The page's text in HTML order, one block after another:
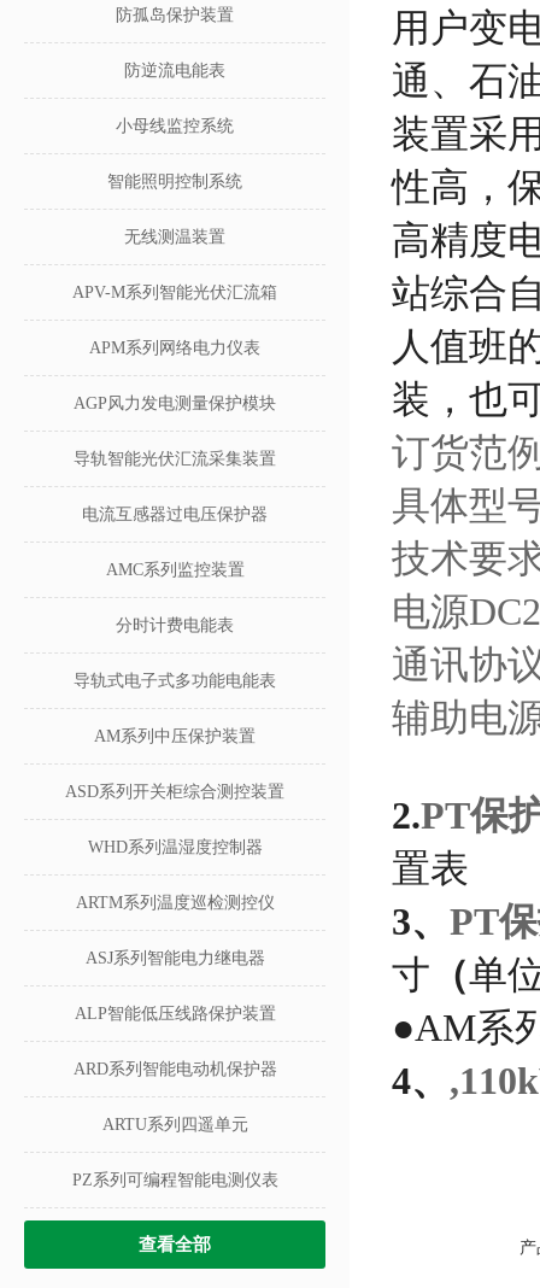
防孤岛保护装置
防逆流电能表
小母线监控系统
智能照明控制系统
无线测温装置
APV-M系列智能光伏汇流箱
APM系列网络电力仪表
AGP风力发电测量保护模块
导轨智能光伏汇流采集装置
电流互感器过电压保护器
AMC系列监控装置
分时计费电能表
导轨式电子式多功能电能表
AM系列中压保护装置
ASD系列开关柜综合测控装置
WHD系列温湿度控制器
ARTM系列温度巡检测控仪
ASJ系列智能电力继电器
ALP智能低压线路保护装置
ARD系列智能电动机保护器
ARTU系列四遥单元
PZ系列可编程智能电测仪表
查看全部
用户变
通、石
装置采
性高，
高精度
站综合
人值班
装，也
订货范
具体型
技术要
电源
通讯协
辅助电
2.PT保
置表
3、 PT
寸 （单
●AM系
4、